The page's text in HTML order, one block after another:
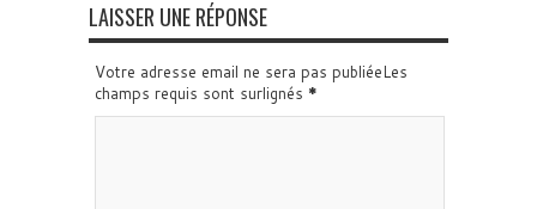
LAISSER UNE RÉPONSE
Votre adresse email ne sera pas publiéeLes
champs requis sont surlignés *